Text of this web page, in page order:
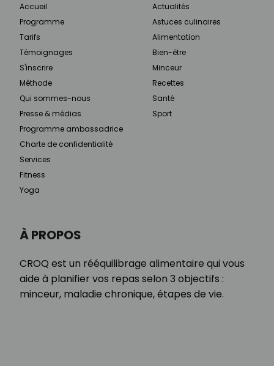
À PROPOS
CROQ est un rééquilibrage alimentaire qui vous
aide à planifier vos repas selon 3 objectifs :
minceur, maladie chronique, étapes de vie.
Accueil
Programme
Tarifs
Témoignages
S'inscrire
Méthode
Qui sommes-nous
Presse & médias
Programme ambassadrice
Charte de confidentialité
Services
Fitness
Yoga
Actualités
Astuces culinaires
Alimentation
Bien-être
Minceur
Recettes
Santé
Sport